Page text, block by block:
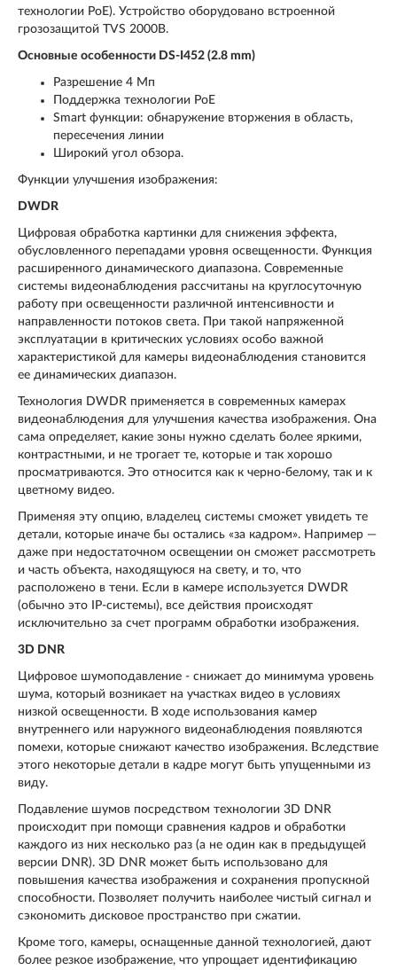
технологии PoE). Устройство оборудовано встроенной
грозозащитой TVS 2000B.
Основные особенности DS-I452 (2.8 mm)
Разрешение 4 Мп
Поддержка технологии PoE
Smart функции: обнаружение вторжения в область,
пересечения линии
Широкий угол обзора.
Функции улучшения изображения:
DWDR
Цифровая обработка картинки для снижения эффекта,
обусловленного перепадами уровня освещенности. Функция
расширенного динамического диапазона. Современные
системы видеонаблюдения рассчитаны на круглосуточную
работу при освещенности различной интенсивности и
направленности потоков света. При такой напряженной
эксплуатации в критических условиях особо важной
характеристикой для камеры видеонаблюдения становится
ее динамических диапазон.
Технология DWDR применяется в современных камерах
видеонаблюдения для улучшения качества изображения. Она
сама определяет, какие зоны нужно сделать более яркими,
контрастными, и не трогает те, которые и так хорошо
просматриваются. Это относится как к черно-белому, так и к
цветному видео.
Применяя эту опцию, владелец системы сможет увидеть те
детали, которые иначе бы остались «за кадром». Например —
даже при недостаточном освещении он сможет рассмотреть
и часть объекта, находящуюся на свету, и то, что
расположено в тени. Если в камере используется DWDR
(обычно это IP-системы), все действия происходят
исключительно за счет программ обработки изображения.
3D DNR
Цифровое шумоподавление - снижает до минимума уровень
шума, который возникает на участках видео в условиях
низкой освещенности. В ходе использования камер
внутреннего или наружного видеонаблюдения появляются
помехи, которые снижают качество изображения. Вследствие
этого некоторые детали в кадре могут быть упущенными из
виду.
Подавление шумов посредством технологии 3D DNR
происходит при помощи сравнения кадров и обработки
каждого из них несколько раз (а не один как в предыдущей
версии DNR). 3D DNR может быть использовано для
повышения качества изображения и сохранения пропускной
способности. Позволяет получить наиболее чистый сигнал и
сэкономить дисковое пространство при сжатии.
Кроме того, камеры, оснащенные данной технологией, дают
более резкое изображение, что упрощает идентификацию